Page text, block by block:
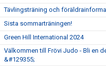
Tävlingsträning och
Sista sommarträningen!
Green Hill International 2024
Välkommen till Frövi Judo - Bli en
&#129355;